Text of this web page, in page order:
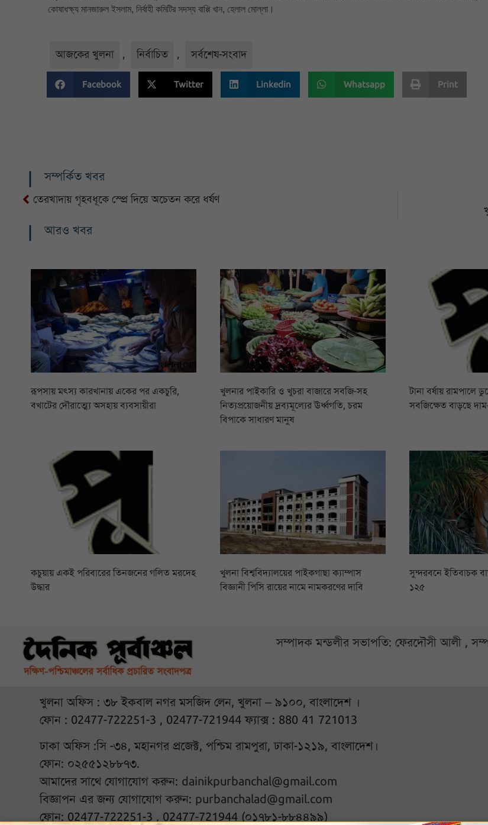
কোষাধক্ষ্য মানজারুল ইসলাম, নির্বাহী কমিটির সদস্য বাপ্পি খান, হেলাল মোল্লা।
আজকের খুলনা , নির্বাচিত , সর্বশেষ-সংবাদ
Facebook Twitter Linkedin Whatsapp Print
সম্পর্কিত খবর
তেরখাদায় গৃহবধূকে স্প্রে দিয়ে অচেতন করে ধর্ষণ
আরও খবর
রূপসায় মৎস্য কারখানায় একের পর একচুরি,
বখাটের দৌরাত্ম্যে অসহায় ব্যবসায়ীরা
খুলনার পাইকারি ও খুচরা বাজারে সবজি-সহ
নিত্যপ্রয়োজনীয় দ্রব্যমূল্যের ঊর্ধ্বগতি, চরম
বিপাকে সাধারণ মানুষ
টানা বর্ষায় রামপালে
সবজিক্ষেত বাড়ছে
কচুয়ায় একই পরিবারের তিনজনের গলিত মরদেহ
উদ্ধার
খুলনা বিশ্ববিদ্যালয়ের পাইকগাছা ক্যাম্পাস
বিজ্ঞানী পিসি রায়ের নামে নামকরণের দাবি
সুন্দরবনে ইতিবাচক
১২৫
সম্পাদক মন্ডলীর সভাপতি: ফেরদৌসী আলী ,
খুলনা অফিস : ৩৮ ইকবাল নগর মসজিদ লেন, খুলনা – ৯১০০, বাংলাদেশ ।
ফোন : 02477-722251-3 , 02477-721944 ফ্যাক্স : 880 41 721013
ঢাকা অফিস :সি -৩৪, মহানগর প্রজেক্ট, পশ্চিম রামপুরা, ঢাকা-১২১৯, বাংলাদেশ।
ফোন: ০২৫৫১২৮৮৭৩.
আমাদের সাথে যোগাযোগ করুন: dainikpurbanchal@gmail.com
বিজ্ঞাপন এর জন্য যোগাযোগ করুন: purbanchalad@gmail.com
ফোন: 02477-722251-3 , 02477-721944 (০১৭৮১-৮৮৪৪৯৯)